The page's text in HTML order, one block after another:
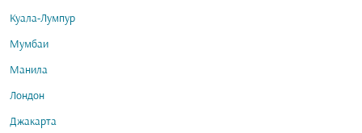
Куала-Лумпур
Мумбаи
Манила
Лондон
Джакарта